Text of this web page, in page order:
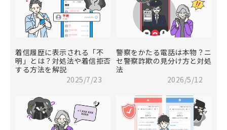
着信履歴に表示される「不
明」とは？対処法や着信拒否
する方法を解説
2025/7/23
警察をかたる電話は本物？ニ
セ警察詐欺の見分け方と対処
法
2026/5/12